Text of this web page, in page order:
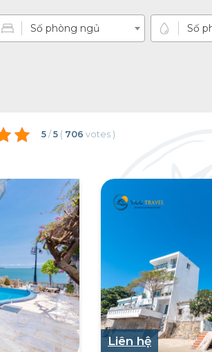
Số phòng ngủ
Số
Liên hệ
5 / 5 ( 706 votes )